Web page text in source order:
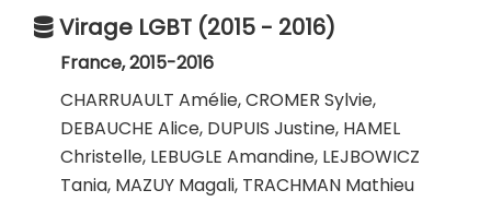
Virage LGBT (2015 - 2016)
France, 2015-2016
CHARRUAULT Amélie, CROMER Sylvie,
DEBAUCHE Alice, DUPUIS Justine, HAMEL
Christelle, LEBUGLE Amandine, LEJBOWICZ
Tania, MAZUY Magali, TRACHMAN Mathieu